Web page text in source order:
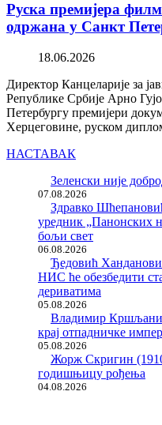
Руска премијера
одржана у Санкт
18.06.2026
Директор Канцеларије за
Републике Србије Арно
Петербургу премијери
Херцеговине, руском
НАСТАВАК
Зеленски није
07.08.2026
Здравко
уредник „Панонских
бољи свет
06.08.2026
Ђедовић
НИС ће обезбедити
дериватима
05.08.2026
Владимир
крај отпадничке
05.08.2026
Жорж Скригин
годишњицу рођења
04.08.2026